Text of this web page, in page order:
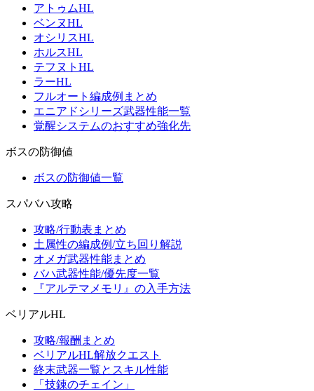
アトゥムHL
ベンヌHL
オシリスHL
ホルスHL
テフヌトHL
ラーHL
フルオート編成例まとめ
エニアドシリーズ武器性能一覧
覚醒システムのおすすめ強化先
ボスの防御値
ボスの防御値一覧
スパバハ攻略
攻略/行動表まとめ
土属性の編成例/立ち回り解説
オメガ武器性能まとめ
バハ武器性能/優先度一覧
『アルテマメモリ』の入手方法
ベリアルHL
攻略/報酬まとめ
ベリアルHL解放クエスト
終末武器一覧とスキル性能
「技錬のチェイン」